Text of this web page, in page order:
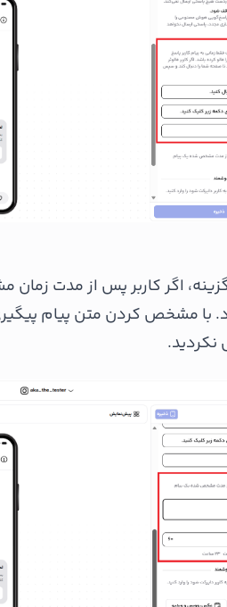
اگر کاربر پس از مدت
با مشخص کردن متن پیام
نکردید.